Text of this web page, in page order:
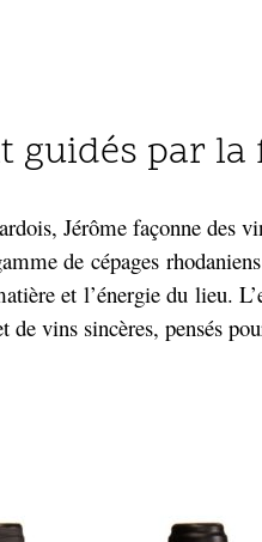
guidés par la
Jérôme façonne
de cépages
et l’énergie du lieu.
vins sincères, pensés